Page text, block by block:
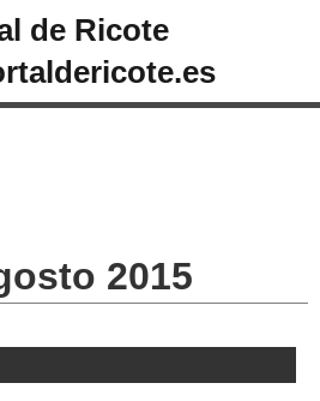
de Ricote
2015